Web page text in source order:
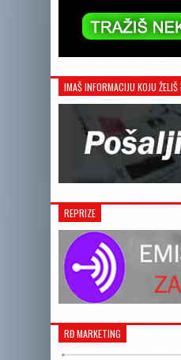
IMAŠ INFORMACIJU KOJU
REPRIZE
RĐ MARKETING